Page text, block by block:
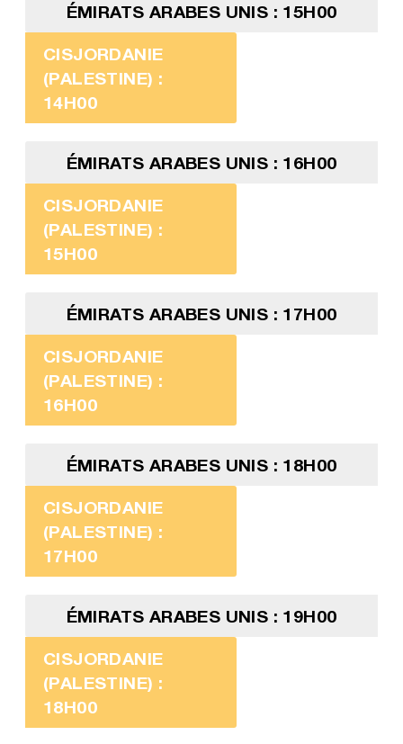
ÉMIRATS ARABES UNIS : 15H00
CISJORDANIE
(PALESTINE) :
14H00
ÉMIRATS ARABES UNIS : 16H00
CISJORDANIE
(PALESTINE) :
15H00
ÉMIRATS ARABES UNIS : 17H00
CISJORDANIE
(PALESTINE) :
16H00
ÉMIRATS ARABES UNIS : 18H00
CISJORDANIE
(PALESTINE) :
17H00
ÉMIRATS ARABES UNIS : 19H00
CISJORDANIE
(PALESTINE) :
18H00